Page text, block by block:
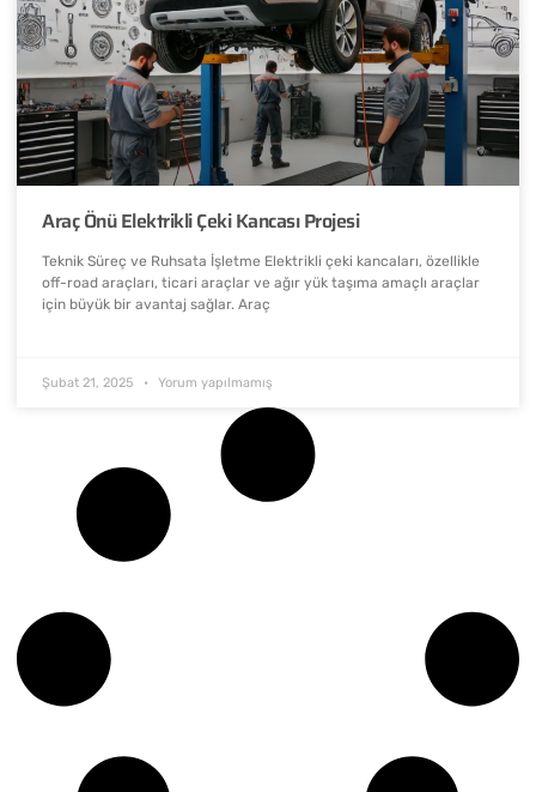
Araç Önü Elektrikli Çeki Kancası Projesi
Teknik Süreç ve Ruhsata İşletme Elektrikli çeki kancaları, özellikle
off-road araçları, ticari araçlar ve ağır yük taşıma amaçlı araçlar
için büyük bir avantaj sağlar. Araç
Şubat 21, 2025 Yorum yapılmamış